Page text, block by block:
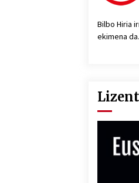
Bilbo Hiria
ekimena da.